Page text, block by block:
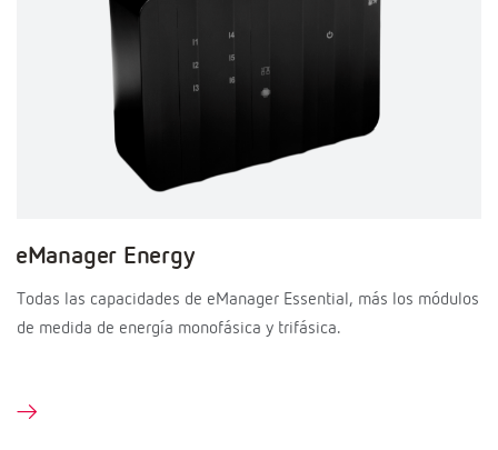
eManager Energy
Todas las capacidades de eManager Essential, más los módulos
de medida de energía monofásica y trifásica.